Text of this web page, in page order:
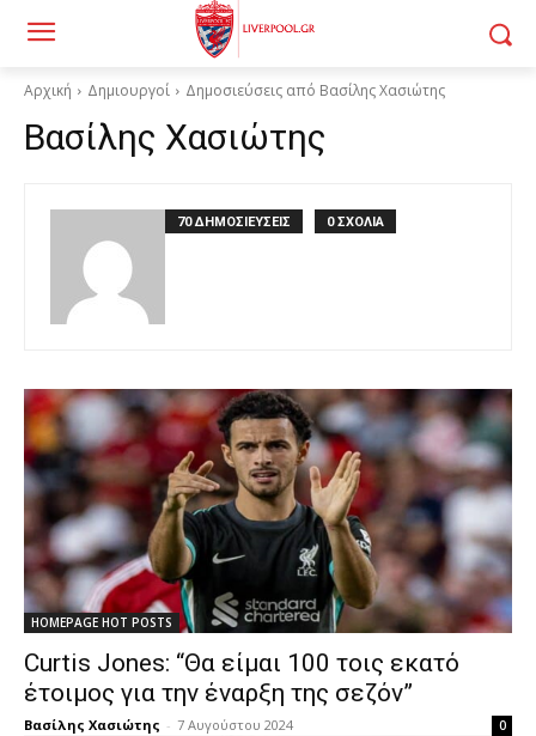
Αρχική Δημιουργοί Δημοσιεύσεις από Βασίλης Χασιώτης
Βασίλης Χασιώτης
70 ΔΗΜΟΣΙΕΥΣΕΙΣ 0 ΣΧΟΛΙΑ
HOMEPAGE HOT POSTS
Curtis Jones: “Θα είμαι 100 τοις εκατό
έτοιμος για την έναρξη της σεζόν”
Βασίλης Χασιώτης - 7 Αυγούστου 2024 0